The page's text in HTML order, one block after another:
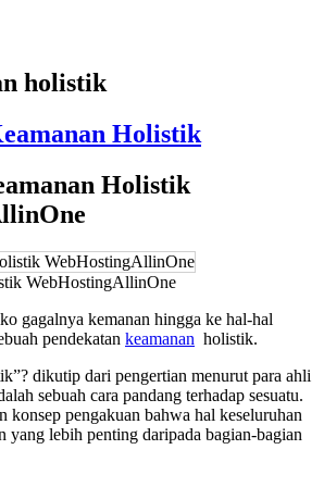
holistik
Holistik
Holistik
WebHostingAllinOne
gagalnya kemanan hingga ke hal-hal
pendekatan keamanan holistik.
dikutip dari pengertian menurut para ahli
sebuah cara pandang terhadap sesuatu.
konsep pengakuan bahwa hal keseluruhan
yang lebih penting daripada bagian-bagian